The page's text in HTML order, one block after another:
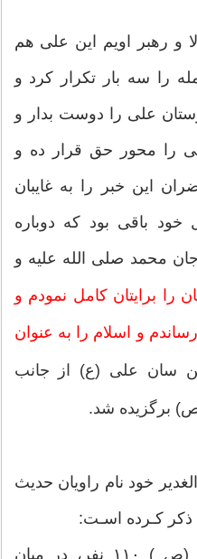
رهبر اویم این علی هم
را سه بار تكرار كرد و
علی را دوست بدار و
را محور حق قرار ده و
این خبر را به غایبان
خود باقی بود كه دوباره
محمد صلی الله علیه و
را برایتان كامل نمودم و
و اسلام را به عنوان
سان علی (ع) از جانب
(ص) برگزیده شد.
خود نام راویان حدیث
ذكر كـرده اسـت:
در میان اصحاب رسول خدا (ص ) ۱۱۰ نفر، در میان